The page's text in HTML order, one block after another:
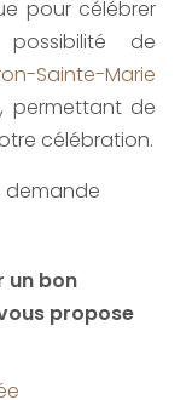
pour célébrer
de
Sainte-Marie
permettant de
célébration.
demande
un bon
propose